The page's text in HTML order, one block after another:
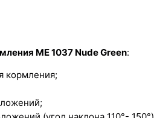
ME 1037 Nude Green:
кормления;